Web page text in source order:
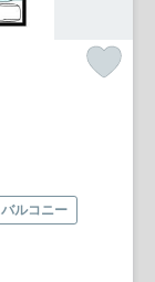
バルコニー